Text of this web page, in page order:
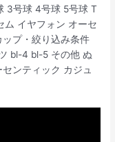
3号球 4号球 5号球 T
イヤフォン オーセ
プ・絞り込み条件
bl-4 bl-5 その他 ぬ
ンティック カジュ